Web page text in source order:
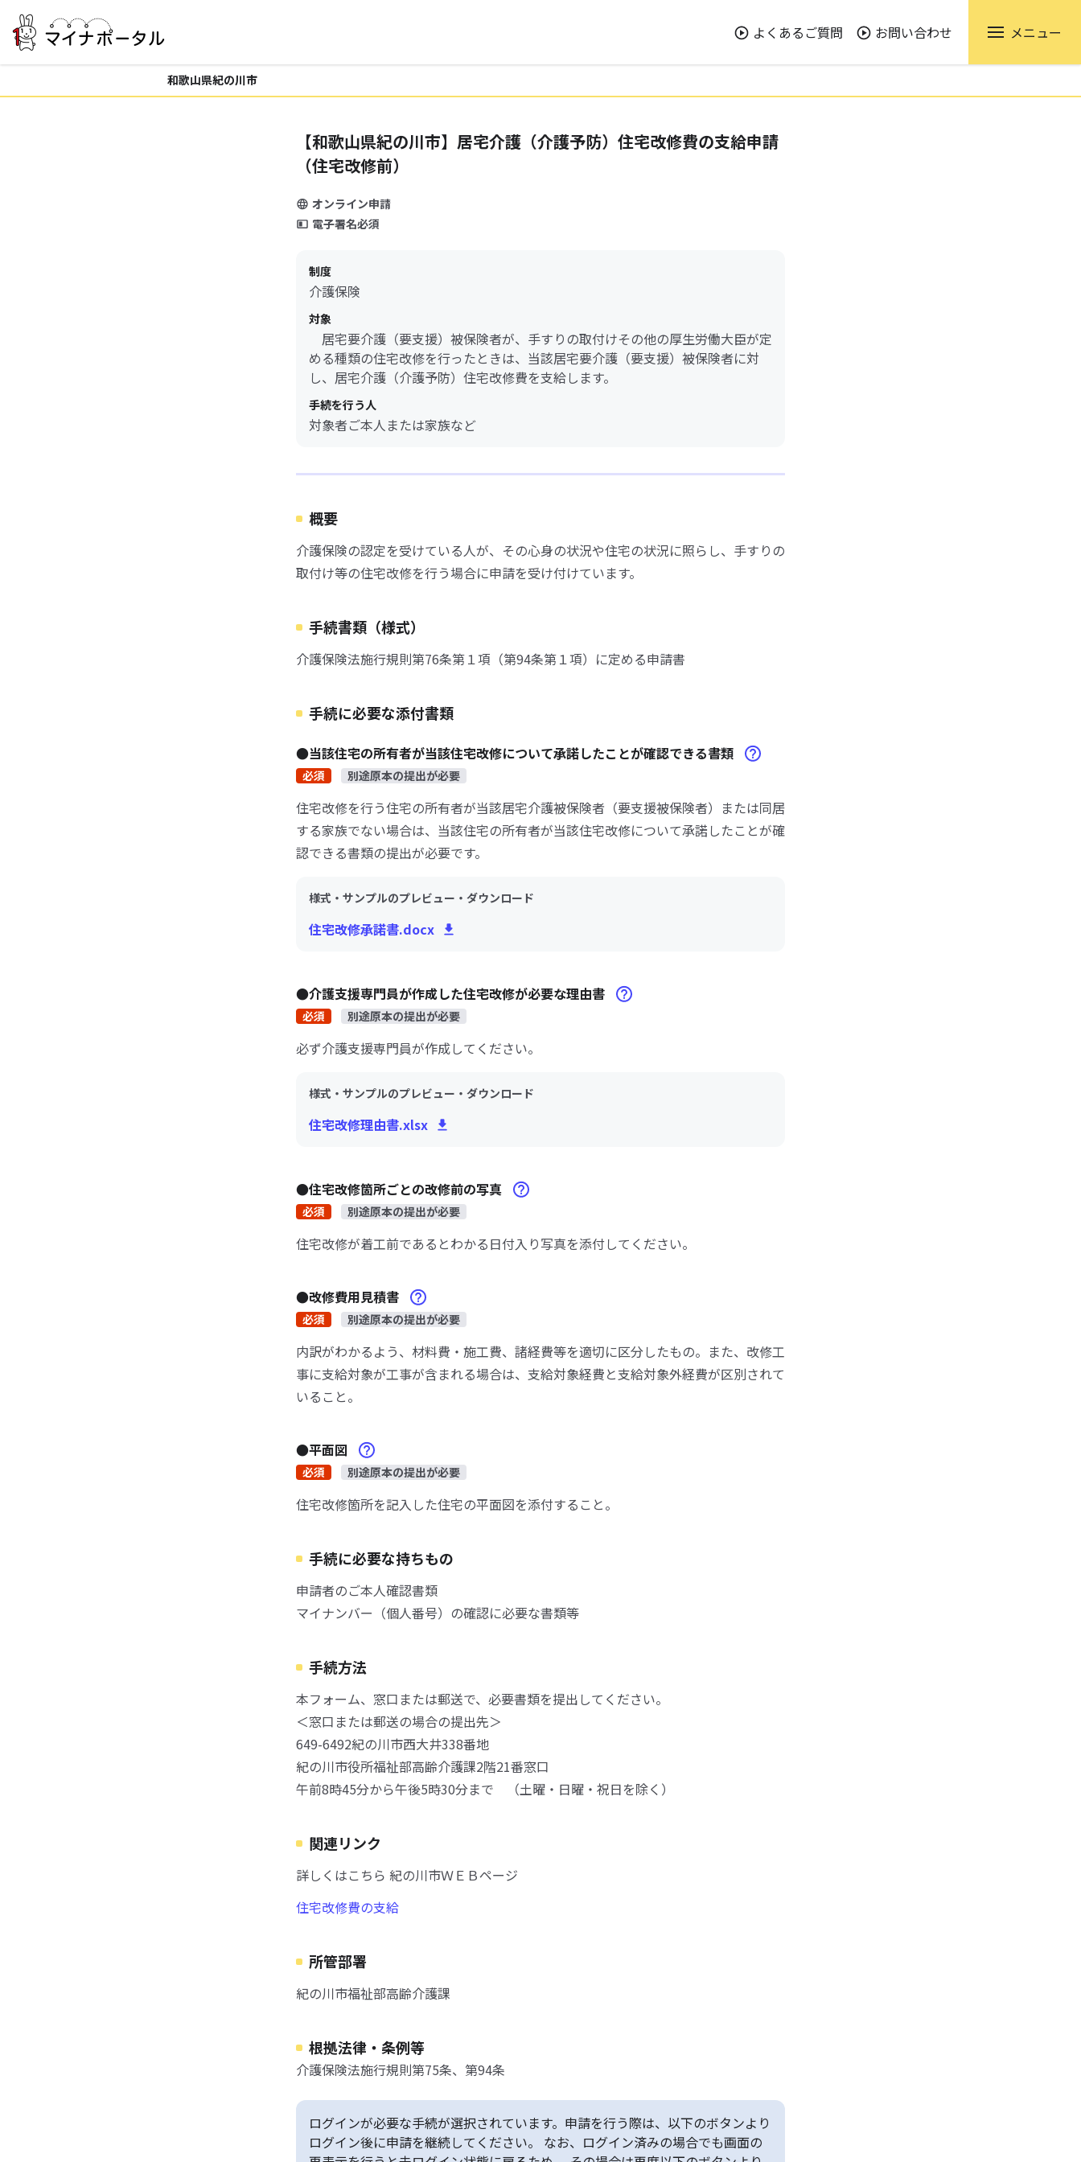
よくあるご質問 お問い合わせ メニュー
和歌山県紀の川市
【和歌山県紀の川市】居宅介護（介護予防）住宅改修費の支給申請
（住宅改修前）
オンライン申請
電子署名必須
制度
介護保険
対象
居宅要介護（要支援）被保険者が、手すりの取付けその他の厚生労働大臣が定
める種類の住宅改修を行ったときは、当該居宅要介護（要支援）被保険者に対
し、居宅介護（介護予防）住宅改修費を支給します。
手続を行う人
対象者ご本人または家族など
概要
介護保険の認定を受けている人が、その心身の状況や住宅の状況に照らし、手すりの
取付け等の住宅改修を行う場合に申請を受け付けています。
手続書類（様式）
介護保険法施行規則第76条第１項（第94条第１項）に定める申請書
手続に必要な添付書類
●当該住宅の所有者が当該住宅改修について承諾したことが確認できる書類
必須 別途原本の提出が必要
住宅改修を行う住宅の所有者が当該居宅介護被保険者（要支援被保険者）または同居
する家族でない場合は、当該住宅の所有者が当該住宅改修について承諾したことが確
認できる書類の提出が必要です。
様式・サンプルのプレビュー・ダウンロード
住宅改修承諾書.docx
●介護支援専門員が作成した住宅改修が必要な理由書
必須 別途原本の提出が必要
必ず介護支援専門員が作成してください。
様式・サンプルのプレビュー・ダウンロード
住宅改修理由書.xlsx
●住宅改修箇所ごとの改修前の写真
必須 別途原本の提出が必要
住宅改修が着工前であるとわかる日付入り写真を添付してください。
●改修費用見積書
必須 別途原本の提出が必要
内訳がわかるよう、材料費・施工費、諸経費等を適切に区分したもの。また、改修工
事に支給対象が工事が含まれる場合は、支給対象経費と支給対象外経費が区別されて
いること。
●平面図
必須 別途原本の提出が必要
住宅改修箇所を記入した住宅の平面図を添付すること。
手続に必要な持ちもの
申請者のご本人確認書類
マイナンバー（個人番号）の確認に必要な書類等
手続方法
本フォーム、窓口または郵送で、必要書類を提出してください。
＜窓口または郵送の場合の提出先＞
649-6492紀の川市西大井338番地
紀の川市役所福祉部高齢介護課2階21番窓口
午前8時45分から午後5時30分まで （土曜・日曜・祝日を除く）
関連リンク
詳しくはこちら 紀の川市ＷＥＢページ
住宅改修費の支給
所管部署
紀の川市福祉部高齢介護課
根拠法律・条例等
介護保険法施行規則第75条、第94条
ログインが必要な手続が選択されています。申請を行う際は、以下のボタンより
ログイン後に申請を継続してください。 なお、ログイン済みの場合でも画面の